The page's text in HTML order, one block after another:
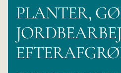
PLANTER,